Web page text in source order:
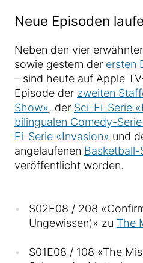
Neue Episoden
Neben den vier
sowie gestern der ersten
– sind heute auf Apple
Episode der zweiten
Show», der Sci-Fi-Serie
bilingualen Comedy-
Fi-Serie «Invasion» und
angelaufenen Basketball-
veröffentlicht worden.
S02E08 / 208
Ungewissen)» zu The
S01E08 / 108 «The